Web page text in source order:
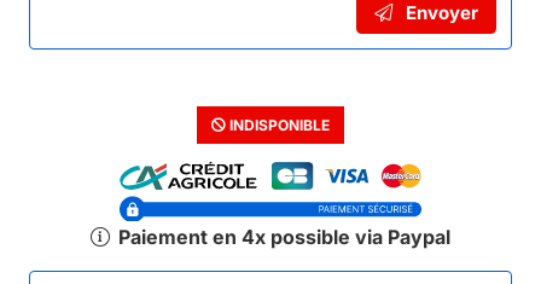
Envoyer
INDISPONIBLE
Paiement en 4x possible via Paypal